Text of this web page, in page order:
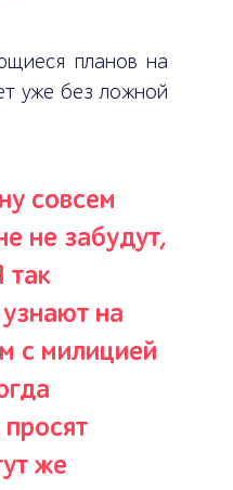
планов на
уже без ложной
совсем
не забудут,
так
на
с милицией
же